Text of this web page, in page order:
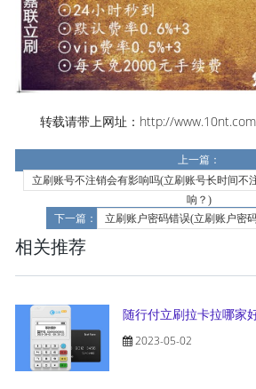
转载请带上网址：http://
上一篇：
立刷账号不注销会有影响吗(立刷账号长时间不
响？)
下一篇：
立刷账户密码错误(立刷账户密
相关推荐
随行付立刷拉卡拉哪家
2023-05-02